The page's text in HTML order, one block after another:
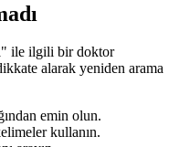
" ile ilgili bir doktor
alarak yeniden arama
emin olun.
kullanın.